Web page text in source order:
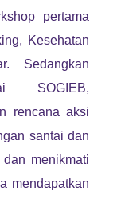
pertama
Kesehatan
Sedangkan
SOGIEB,
rencana aksi
santai dan
menikmati
mendapatkan